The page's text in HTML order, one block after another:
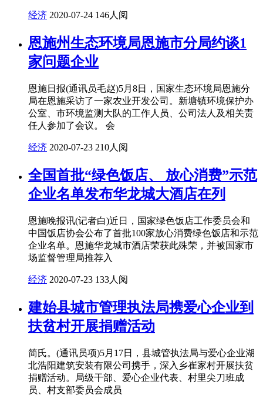
经济 2020-07-24 146人阅
恩施州生态环境局恩施市分局约谈1
家问题企业
恩施日报(通讯员毛赵)5月8日，国家生态环境局恩施分
局在恩施采访了一家农业开发公司。新塘镇环境保护办
公室、市环境监测大队的工作人员、公司法人及相关责
任人参加了会议。 会
经济 2020-07-23 210人阅
全国首批“绿色饭店、 放心消费”示范
企业名单发布华龙城大酒店在列
恩施晚报讯(记者白)近日，国家绿色饭店工作委员会和
中国饭店协会公布了首批100家放心消费绿色饭店和示范
企业名单。恩施华龙城市酒店荣获此殊荣，并被国家市
场监督管理局推荐入
经济 2020-07-23 133人阅
建始县城市管理执法局携爱心企业到
扶贫村开展捐赠活动
简氏。(通讯员项)5月17日，县城管执法局与爱心企业湖
北浩阳建筑安装有限公司携手，深入乡崔家村开展扶贫
捐赠活动。局级干部、爱心企业代表、村里尖刀班成
员、村支部委员会成员